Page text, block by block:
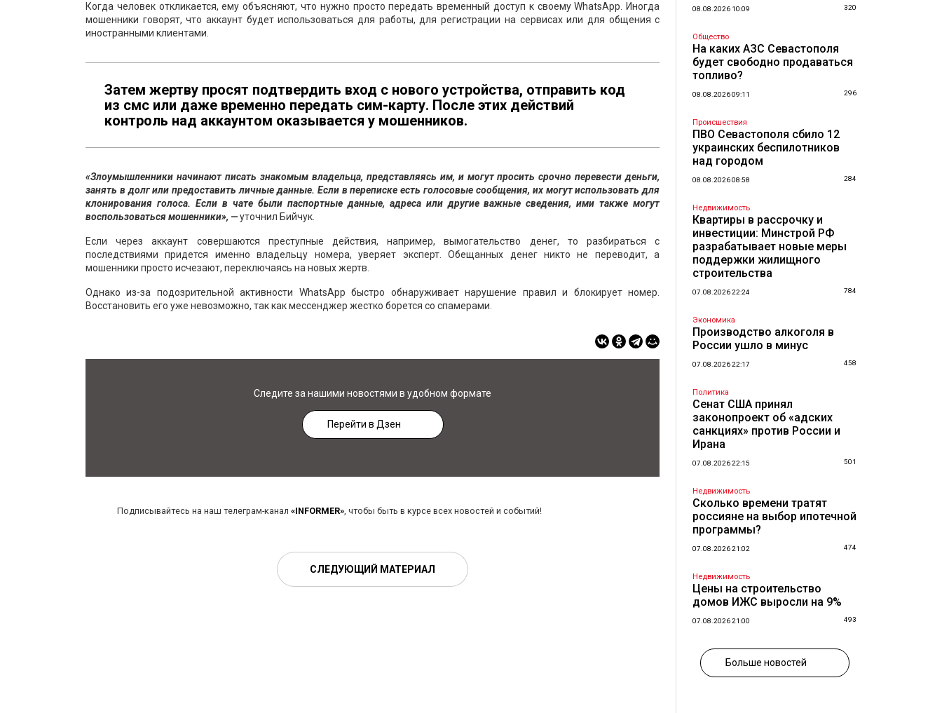
Когда человек откликается, ему объясняют, что нужно просто передать временный доступ к своему WhatsApp. Иногда
мошенники говорят, что аккаунт будет использоваться для работы, для регистрации на сервисах или для общения с
иностранными клиентами.
Затем жертву просят подтвердить вход с нового устройства, отправить код
из смс или даже временно передать сим-карту. После этих действий
контроль над аккаунтом оказывается у мошенников.
«Злоумышленники начинают писать знакомым владельца, представляясь им, и могут просить срочно перевести деньги,
занять в долг или предоставить личные данные. Если в переписке есть голосовые сообщения, их могут использовать для
клонирования голоса. Если в чате были паспортные данные, адреса или другие важные сведения, ими также могут
воспользоваться мошенники», —уточнил Бийчук.
Если через аккаунт совершаются преступные действия, например, вымогательство денег, то разбираться с
последствиями придется именно владельцу номера, уверяет эксперт. Обещанных денег никто не переводит, а
мошенники просто исчезают, переключаясь на новых жертв.
Однако из-за подозрительной активности WhatsApp быстро обнаруживает нарушение правил и блокирует номер.
Восстановить его уже невозможно, так как мессенджер жестко борется со спамерами.
Следите за нашими новостями в удобном формате
Перейти в Дзен
Подписывайтесь на наш телеграм-канал «INFORMER», чтобы быть в курсе всех новостей и событий!
СЛЕДУЮЩИЙ МАТЕРИАЛ
08.08.2026 10:09 320
Общество
На каких АЗС Севастополя
будет свободно продаваться
топливо?
08.08.2026 09:11 296
Происшествия
ПВО Севастополя сбило 12
украинских беспилотников
над городом
08.08.2026 08:58 284
Недвижимость
Квартиры в рассрочку и
инвестиции: Минстрой РФ
разрабатывает новые меры
поддержки жилищного
строительства
07.08.2026 22:24 784
Экономика
Производство алкоголя в
России ушло в минус
07.08.2026 22:17 458
Политика
Сенат США принял
законопроект об «адских
санкциях» против России и
Ирана
07.08.2026 22:15 501
Недвижимость
Сколько времени тратят
россияне на выбор ипотечной
программы?
07.08.2026 21:02 474
Недвижимость
Цены на строительство
домов ИЖС выросли на 9%
07.08.2026 21:00 493
Больше новостей